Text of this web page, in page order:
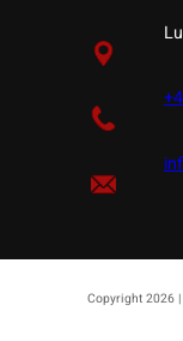
Copyright 2026